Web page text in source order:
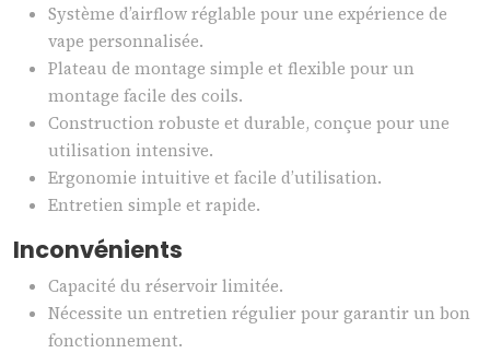
Système d’airflow réglable pour une expérience de
vape personnalisée.
Plateau de montage simple et flexible pour un
montage facile des coils.
Construction robuste et durable, conçue pour une
utilisation intensive.
Ergonomie intuitive et facile d’utilisation.
Entretien simple et rapide.
Inconvénients
Capacité du réservoir limitée.
Nécessite un entretien régulier pour garantir un bon
fonctionnement.